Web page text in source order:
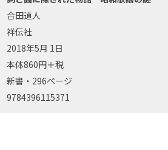
合田道人
祥伝社
2018年5月 1日
本体860円＋税
新書・296ページ
9784396115371